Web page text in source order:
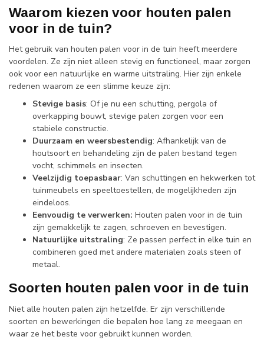
Waarom kiezen voor houten palen
voor in de tuin?
Het gebruik van houten palen voor in de tuin heeft meerdere
voordelen. Ze zijn niet alleen stevig en functioneel, maar zorgen
ook voor een natuurlijke en warme uitstraling. Hier zijn enkele
redenen waarom ze een slimme keuze zijn:
Stevige basis: Of je nu een schutting, pergola of
overkapping bouwt, stevige palen zorgen voor een
stabiele constructie.
Duurzaam en weersbestendig: Afhankelijk van de
houtsoort en behandeling zijn de palen bestand tegen
vocht, schimmels en insecten.
Veelzijdig toepasbaar: Van schuttingen en hekwerken tot
tuinmeubels en speeltoestellen, de mogelijkheden zijn
eindeloos.
Eenvoudig te verwerken: Houten palen voor in de tuin
zijn gemakkelijk te zagen, schroeven en bevestigen.
Natuurlijke uitstraling: Ze passen perfect in elke tuin en
combineren goed met andere materialen zoals steen of
metaal.
Soorten houten palen voor in de tuin
Niet alle houten palen zijn hetzelfde. Er zijn verschillende
soorten en bewerkingen die bepalen hoe lang ze meegaan en
waar ze het beste voor gebruikt kunnen worden.